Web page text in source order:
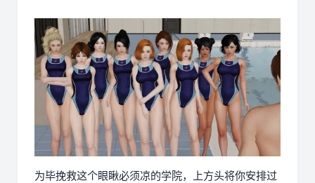
为毕挽救这个眼瞅必须凉的学院，上方头将你安排过